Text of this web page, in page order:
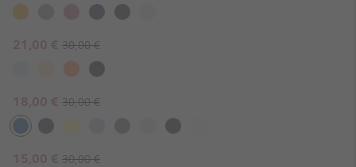
Sale price:
21,00 € Regular price:
30,00 €
Sale price:
18,00 € Regular price:
30,00 €
Sale price:
15,00 € Regular price:
30,00 €